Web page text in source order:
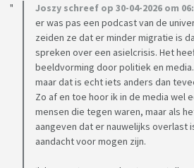
Joszy schreef op 30-04-2026 om
er was pas een podcast van de
zeiden ze dat er minder migratie is
spreken over een asielcrisis. Het
beeldvorming door politiek en
maar dat is echt iets anders dan
Zo af en toe hoor ik in de media wel
mensen die tegen waren, maar als
aangeven dat er nauwelijks overlast
aandacht voor mogen zijn.